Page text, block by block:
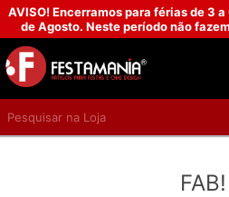
AVISO! Encerramos para férias de 3
de Agosto. Neste período não
FAB!